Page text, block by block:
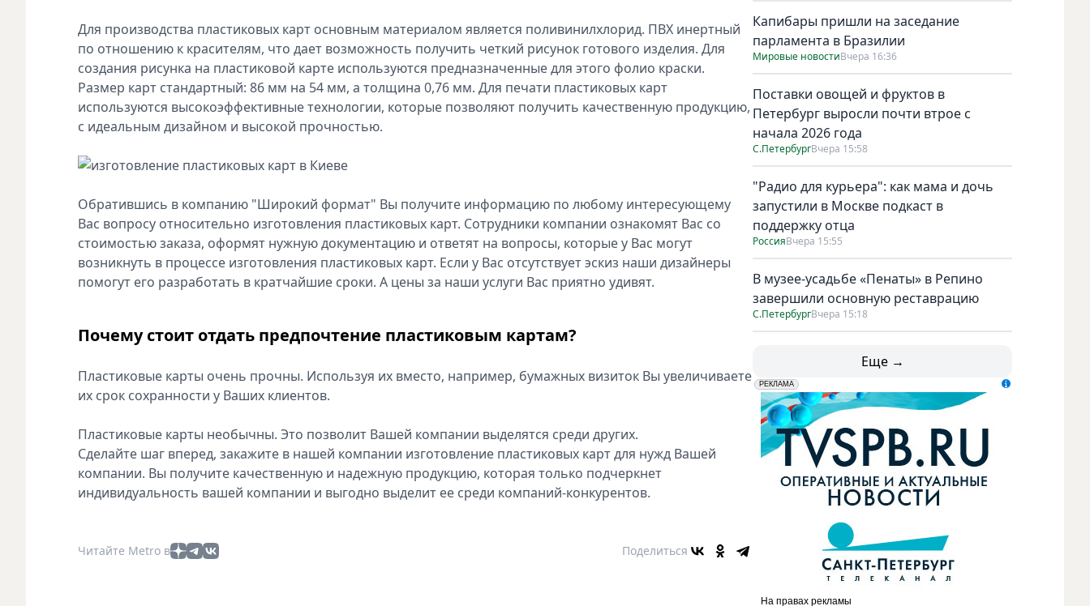
Для производства пластиковых карт основным материалом является поливинилхлорид. ПВХ инертный
по отношению к красителям, что дает возможность получить четкий рисунок готового изделия. Для
создания рисунка на пластиковой карте используются предназначенные для этого фолио краски.
Размер карт стандартный: 86 мм на 54 мм, а толщина 0,76 мм. Для печати пластиковых карт
используются высокоэффективные технологии, которые позволяют получить качественную продукцию,
с идеальным дизайном и высокой прочностью.
Обратившись в компанию "Широкий формат" Вы получите информацию по любому интересующему
Вас вопросу относительно изготовления пластиковых карт. Сотрудники компании ознакомят Вас со
стоимостью заказа, оформят нужную документацию и ответят на вопросы, которые у Вас могут
возникнуть в процессе изготовления пластиковых карт. Если у Вас отсутствует эскиз наши дизайнеры
помогут его разработать в кратчайшие сроки. А цены за наши услуги Вас приятно удивят.
Почему стоит отдать предпочтение пластиковым картам?
Пластиковые карты очень прочны. Используя их вместо, например, бумажных визиток Вы увеличиваете
их срок сохранности у Ваших клиентов.
Пластиковые карты необычны. Это позволит Вашей компании выделятся среди других.
Сделайте шаг вперед, закажите в нашей компании изготовление пластиковых карт для нужд Вашей
компании. Вы получите качественную и надежную продукцию, которая только подчеркнет
индивидуальность вашей компании и выгодно выделит ее среди компаний-конкурентов.
Читайте Metro в Поделиться
Капибары пришли на заседание
парламента в Бразилии
Мировые новостиВчера 16:36
Поставки овощей и фруктов в
Петербург выросли почти втрое с
начала 2026 года
С.ПетербургВчера 15:58
"Радио для курьера": как мама и дочь
запустили в Москве подкаст в
поддержку отца
РоссияВчера 15:55
В музее-усадьбе «Пенаты» в Репино
завершили основную реставрацию
С.ПетербургВчера 15:18
Еще →
erid: LdtCK5udn
РЕКЛАМА
АО "ГАТР", ИНН: 7841320717